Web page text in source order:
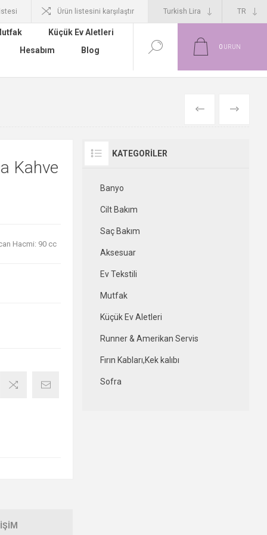
Ürün listesini karşılaştır
Küçük Ev Aletleri
Hesabım
Blog
0 ÜRÜN
ÖNCEKISONRAKI
Kahve
Hacmi: 90 cc
KATEGORILER
Banyo
Cilt Bakım
Saç Bakım
Aksesuar
Ev Tekstili
Mutfak
Küçük Ev Aletleri
Runner & Amerikan Servis
Fırın Kabları,Kek kalıbı
Sofra